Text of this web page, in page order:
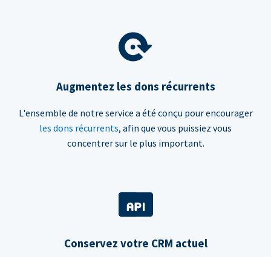
Augmentez les dons récurrents
L'ensemble de notre service a été conçu pour encourager
les dons récurrents, afin que vous puissiez vous
concentrer sur le plus important.
Conservez votre CRM actuel